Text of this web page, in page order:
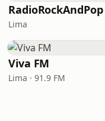
RadioRockAndPop
Lima
Viva FM
Lima · 91.9 FM